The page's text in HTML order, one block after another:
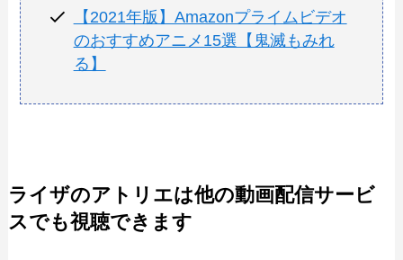
【2021年版】Amazonプライムビデオ
のおすすめアニメ15選【鬼滅もみれ
る】
ライザのアトリエは他の動画配信サービ
スでも視聴できます